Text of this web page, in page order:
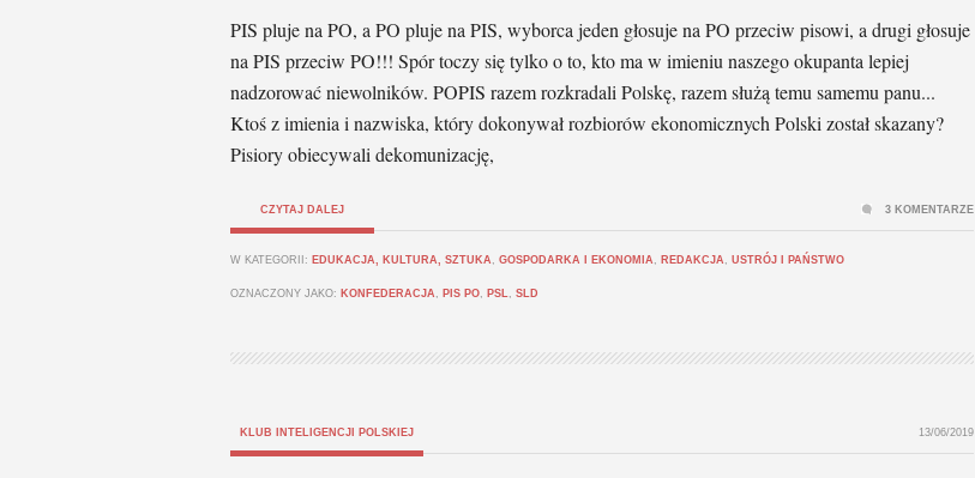
PIS pluje na PO, a PO pluje na PIS, wyborca jeden głosuje na PO przeciw pisowi, a drugi głosuje
na PIS przeciw PO!!! Spór toczy się tylko o to, kto ma w imieniu naszego okupanta lepiej
nadzorować niewolników. POPIS razem rozkradali Polskę, razem służą temu samemu panu...
Ktoś z imienia i nazwiska, który dokonywał rozbiorów ekonomicznych Polski został skazany?
Pisiory obiecywali dekomunizację,
CZYTAJ DALEJ
W KATEGORII: EDUKACJA, KULTURA, SZTUKA , GOSPODARKA I EKONOMIA , REDAKCJA , USTRÓJ I PAŃSTWO
OZNACZONY JAKO: KONFEDERACJA , PIS PO, PSL, SLD
3 KOMENTARZE
KLUB INTELIGENCJI POLSKIEJ 13/06/2019